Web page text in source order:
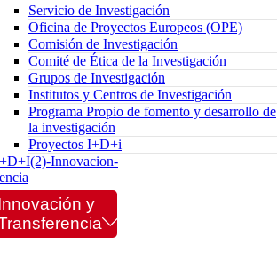
Servicio de Investigación
Oficina de Proyectos Europeos (OPE)
Comisión de Investigación
Comité de Ética de la Investigación
Grupos de Investigación
Institutos y Centros de Investigación
Programa Propio de fomento y desarrollo de
la investigación
Proyectos I+D+i
Innovacion-
y